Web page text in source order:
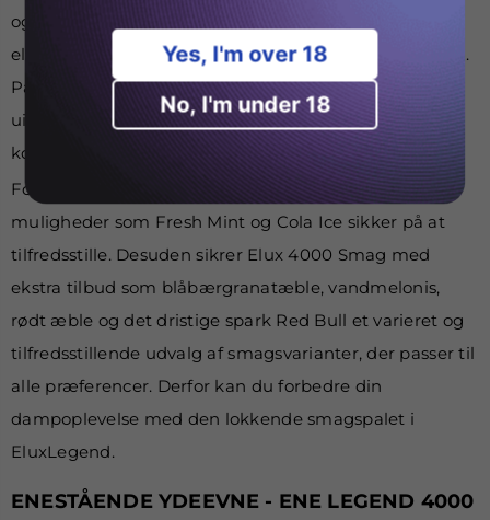
og drue. Dyk ned i den søde og syrlige fusion af bær
eller nyd den forfriskende blanding af Pink Lemonade.
Passion Fruit Ice giver et tropisk twist, mens den
uimodståelige blanding af Berry Apple Banana tilføjer
kompleksitet til dit vaping eventyr.
For dem, der tørster efter en byge af kølighed, er
muligheder som Fresh Mint og Cola Ice sikker på at
tilfredsstille. Desuden sikrer Elux 4000 Smag med
ekstra tilbud som blåbærgranatæble, vandmelonis,
rødt æble og det dristige spark Red Bull et varieret og
tilfredsstillende udvalg af smagsvarianter, der passer til
alle præferencer. Derfor kan du forbedre din
dampoplevelse med den lokkende smagspalet i
EluxLegend.
ENESTÅENDE YDEEVNE - ENE LEGEND 4000
Yes, I'm over 18
No, I'm under 18